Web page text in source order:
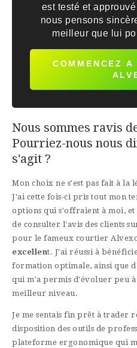
est testé et
nous pensons
meilleur que lui
COMMENCEZ
Nous sommes ravis
Pourriez-nous nous
s'agit ?
Mon choix ne s'est pas fait à la
J'ai cette fois-ci pris tout mon
options qui s'offraient à moi,
de consulter l'avis des clients
pour le fameux courtier
excellent. J'ai réussi à
formation optimale, ainsi que
qui m'a permis d'évoluer peu
meilleur niveau.
Je me sentais fin prêt à trader
disposition des outils de
plateforme ergonomique qui